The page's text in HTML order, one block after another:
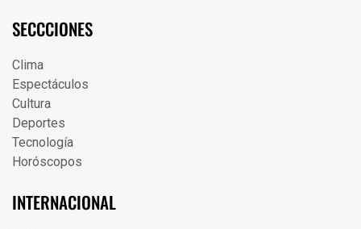
SECCCIONES
Clima
Espectáculos
Cultura
Deportes
Tecnología
Horóscopos
INTERNACIONAL